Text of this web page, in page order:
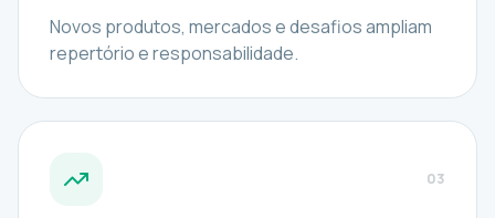
Novos produtos, mercados e desafios ampliam
repertório e responsabilidade.
03